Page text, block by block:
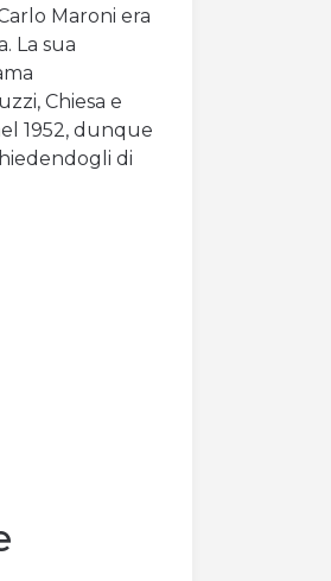
Maroni era
La sua
Chiesa e
1952, dunque
di